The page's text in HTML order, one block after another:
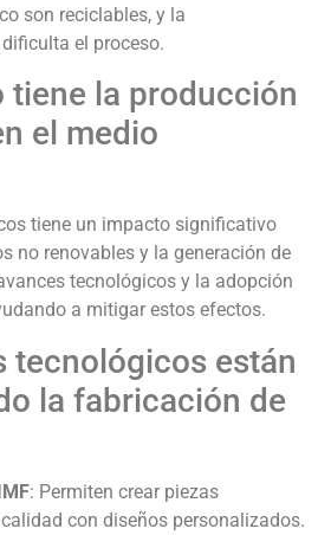
son reciclables, y la
el proceso.
tiene la producción
el medio
tiene un impacto significativo
no renovables y la generación de
tecnológicos y la adopción
a mitigar estos efectos.
tecnológicos están
la fabricación de
: Permiten crear piezas
con diseños personalizados.